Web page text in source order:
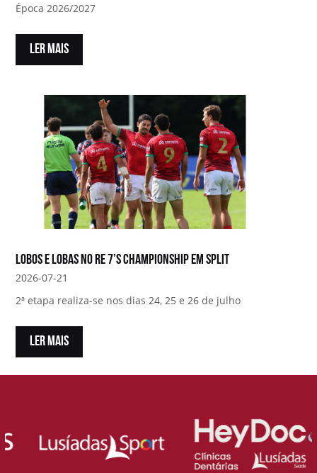
Época 2026/2027
LER MAIS
Lobos e Lobas no RE 7’s Championship em Split
2026-07-21
2ª etapa realiza-se nos dias 24, 25 e 26 de julho
LER MAIS